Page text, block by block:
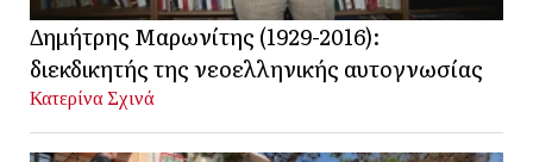
Δημήτρης Μαρωνίτης (1929-2016):
διεκδικητής της νεοελληνικής αυτογνωσίας
Κατερίνα Σχινά